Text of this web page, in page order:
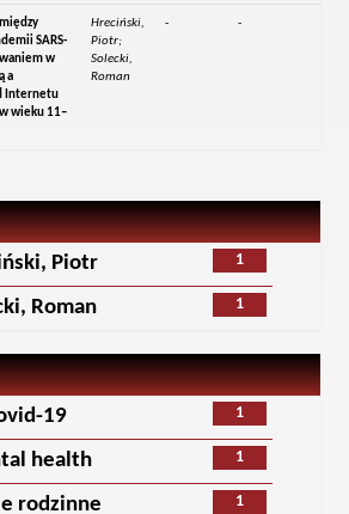
SARS-
w
a
Internetu
wieku 11–
Hreciński,
Piotr;
Solecki,
Roman
- -
1
Piotr
1
Roman
1
19
1
health
1
rodzinne